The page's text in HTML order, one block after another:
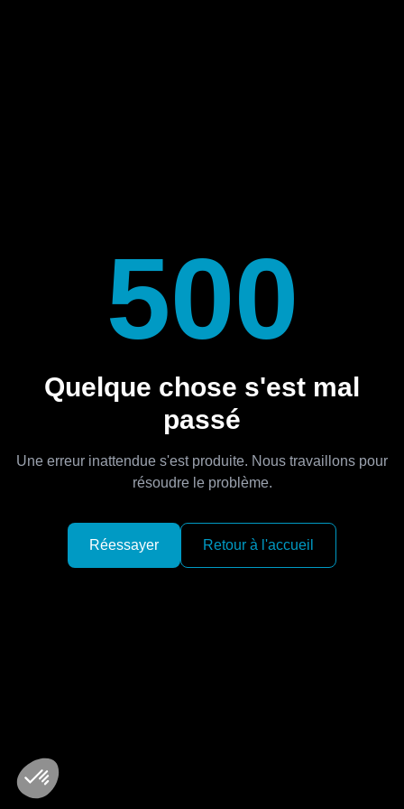
500
Quelque chose s'est mal
passé
Une erreur inattendue s'est produite. Nous travaillons pour
résoudre le problème.
Réessayer Retour à l'accueil